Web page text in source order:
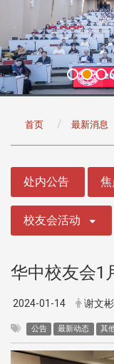
首页 最新消息
处内公告
校友会活动
华中校友会1
2024-01-14 谢文彬
公告 最新动态 其